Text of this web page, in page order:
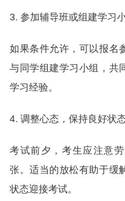
3. 参加辅导班或组建学习
如果条件允许，可以报名
与同学组建学习小组，共
学习经验。
4. 调整心态，保持良好状
考试前夕，考生应注意
张。适当的放松有助于缓
状态迎接考试。